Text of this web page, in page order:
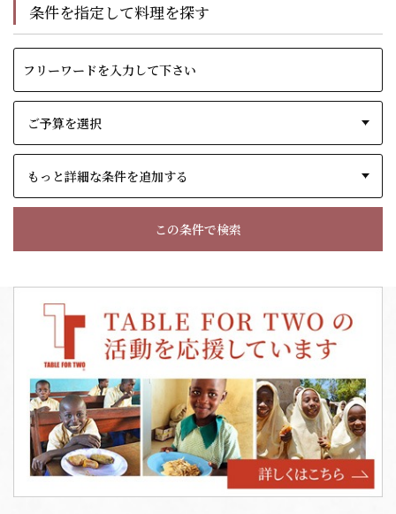
条件を指定して料理を探す
もっと詳細な条件を追加する
この条件で検索